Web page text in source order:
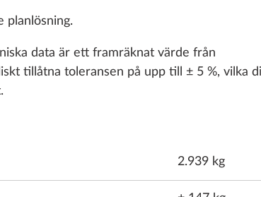
KLIMAT
med navkapsel
planlösning.
data är ett framräknat värde från
tillåtna toleransen på upp till ± 5 %, vilka
2.939 kg